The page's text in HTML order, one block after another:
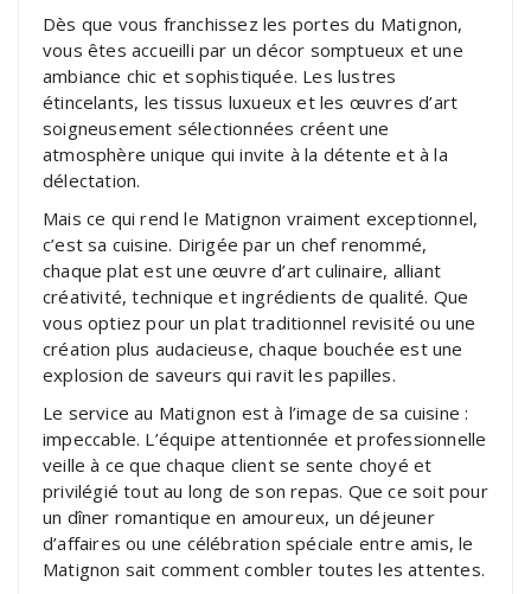
Dès que vous franchissez les portes du Matignon,
vous êtes accueilli par un décor somptueux et une
ambiance chic et sophistiquée. Les lustres
étincelants, les tissus luxueux et les œuvres d’art
soigneusement sélectionnées créent une
atmosphère unique qui invite à la détente et à la
délectation.
Mais ce qui rend le Matignon vraiment exceptionnel,
c’est sa cuisine. Dirigée par un chef renommé,
chaque plat est une œuvre d’art culinaire, alliant
créativité, technique et ingrédients de qualité. Que
vous optiez pour un plat traditionnel revisité ou une
création plus audacieuse, chaque bouchée est une
explosion de saveurs qui ravit les papilles.
Le service au Matignon est à l’image de sa cuisine :
impeccable. L’équipe attentionnée et professionnelle
veille à ce que chaque client se sente choyé et
privilégié tout au long de son repas. Que ce soit pour
un dîner romantique en amoureux, un déjeuner
d’affaires ou une célébration spéciale entre amis, le
Matignon sait comment combler toutes les attentes.